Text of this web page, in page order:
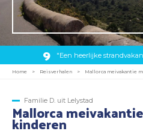
9 "Een heerlijke
Home > Reisverhalen > Mallorca meivakantie
Familie D. uit Lelystad
Mallorca
kinderen